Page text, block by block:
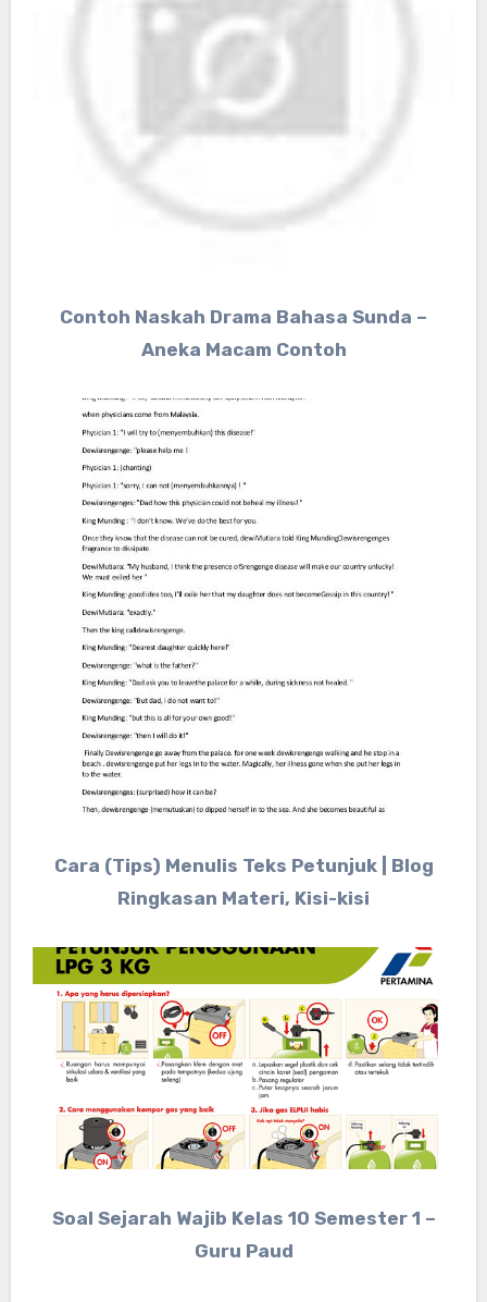
Contoh Naskah Drama Bahasa Sunda –
Aneka Macam Contoh
Cara (Tips) Menulis Teks Petunjuk | Blog
Ringkasan Materi, Kisi-kisi
Soal Sejarah Wajib Kelas 10 Semester 1 –
Guru Paud